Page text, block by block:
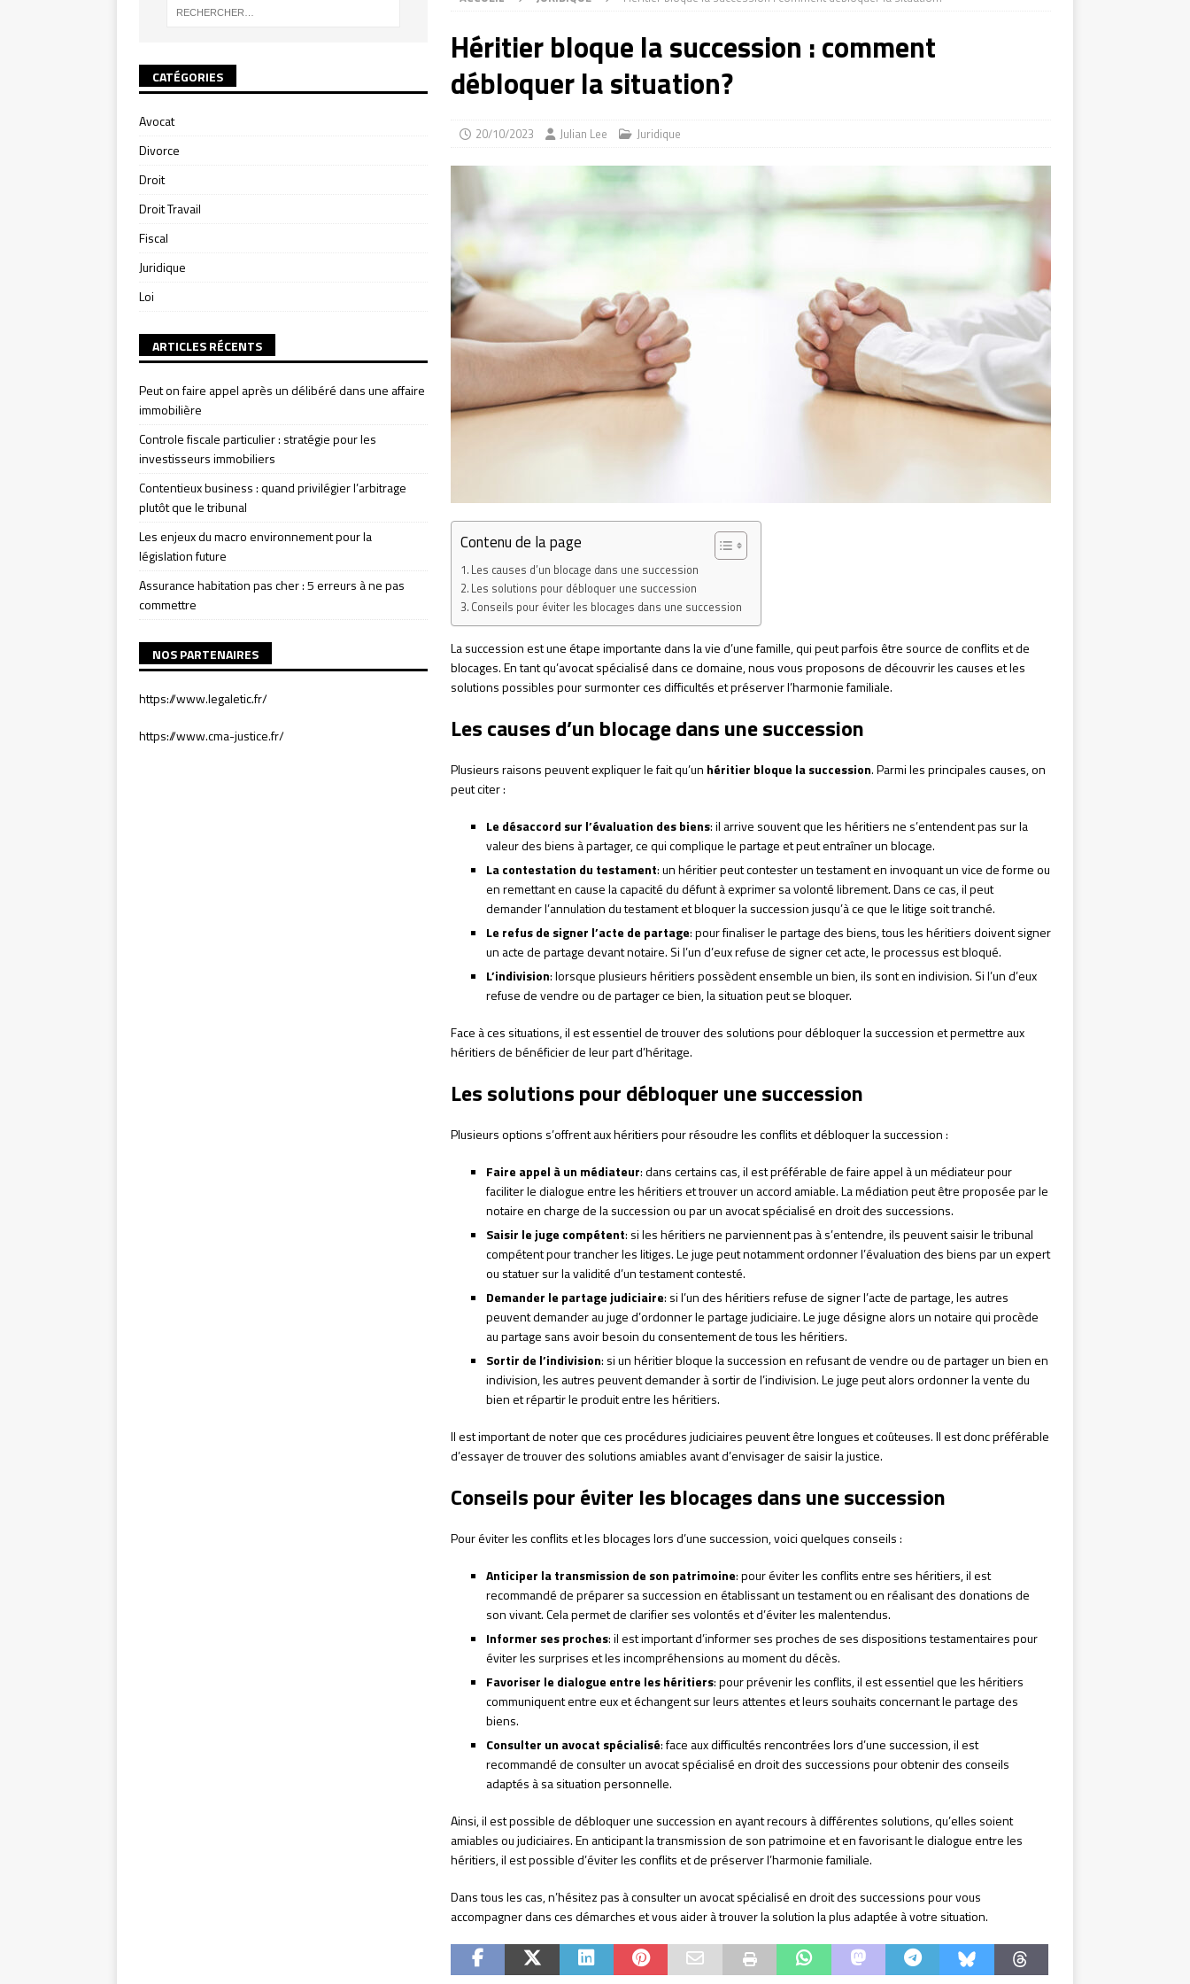
Héritier bloque la succession : comment
débloquer la situation?
20/10/2023 Julian Lee Juridique
Contenu de la page
Les causes d’un blocage dans une succession
Les solutions pour débloquer une succession
Conseils pour éviter les blocages dans une succession
La succession est une étape importante dans la vie d’une famille, qui peut parfois être source de conflits et de
blocages. En tant qu’avocat spécialisé dans ce domaine, nous vous proposons de découvrir les causes et les
solutions possibles pour surmonter ces difficultés et préserver l’harmonie familiale.
Les causes d’un blocage dans une succession
Plusieurs raisons peuvent expliquer le fait qu’un héritier bloque la succession. Parmi les principales causes, on
peut citer :
Le désaccord sur l’évaluation des biens: il arrive souvent que les héritiers ne s’entendent pas sur la
valeur des biens à partager, ce qui complique le partage et peut entraîner un blocage.
La contestation du testament: un héritier peut contester un testament en invoquant un vice de forme ou
en remettant en cause la capacité du défunt à exprimer sa volonté librement. Dans ce cas, il peut
demander l’annulation du testament et bloquer la succession jusqu’à ce que le litige soit tranché.
Le refus de signer l’acte de partage: pour finaliser le partage des biens, tous les héritiers doivent signer
un acte de partage devant notaire. Si l’un d’eux refuse de signer cet acte, le processus est bloqué.
L’indivision: lorsque plusieurs héritiers possèdent ensemble un bien, ils sont en indivision. Si l’un d’eux
refuse de vendre ou de partager ce bien, la situation peut se bloquer.
Face à ces situations, il est essentiel de trouver des solutions pour débloquer la succession et permettre aux
héritiers de bénéficier de leur part d’héritage.
Les solutions pour débloquer une succession
Plusieurs options s’offrent aux héritiers pour résoudre les conflits et débloquer la succession :
Faire appel à un médiateur: dans certains cas, il est préférable de faire appel à un médiateur pour
faciliter le dialogue entre les héritiers et trouver un accord amiable. La médiation peut être proposée par le
notaire en charge de la succession ou par un avocat spécialisé en droit des successions.
Saisir le juge compétent: si les héritiers ne parviennent pas à s’entendre, ils peuvent saisir le tribunal
compétent pour trancher les litiges. Le juge peut notamment ordonner l’évaluation des biens par un expert
ou statuer sur la validité d’un testament contesté.
Demander le partage judiciaire: si l’un des héritiers refuse de signer l’acte de partage, les autres
peuvent demander au juge d’ordonner le partage judiciaire. Le juge désigne alors un notaire qui procède
au partage sans avoir besoin du consentement de tous les héritiers.
Sortir de l’indivision: si un héritier bloque la succession en refusant de vendre ou de partager un bien en
indivision, les autres peuvent demander à sortir de l’indivision. Le juge peut alors ordonner la vente du
bien et répartir le produit entre les héritiers.
Il est important de noter que ces procédures judiciaires peuvent être longues et coûteuses. Il est donc préférable
d’essayer de trouver des solutions amiables avant d’envisager de saisir la justice.
Conseils pour éviter les blocages dans une succession
Pour éviter les conflits et les blocages lors d’une succession, voici quelques conseils :
Anticiper la transmission de son patrimoine: pour éviter les conflits entre ses héritiers, il est
recommandé de préparer sa succession en établissant un testament ou en réalisant des donations de
son vivant. Cela permet de clarifier ses volontés et d’éviter les malentendus.
Informer ses proches: il est important d’informer ses proches de ses dispositions testamentaires pour
éviter les surprises et les incompréhensions au moment du décès.
Favoriser le dialogue entre les héritiers: pour prévenir les conflits, il est essentiel que les héritiers
communiquent entre eux et échangent sur leurs attentes et leurs souhaits concernant le partage des
biens.
Consulter un avocat spécialisé: face aux difficultés rencontrées lors d’une succession, il est
recommandé de consulter un avocat spécialisé en droit des successions pour obtenir des conseils
adaptés à sa situation personnelle.
Ainsi, il est possible de débloquer une succession en ayant recours à différentes solutions, qu’elles soient
amiables ou judiciaires. En anticipant la transmission de son patrimoine et en favorisant le dialogue entre les
héritiers, il est possible d’éviter les conflits et de préserver l’harmonie familiale.
Dans tous les cas, n’hésitez pas à consulter un avocat spécialisé en droit des successions pour vous
accompagner dans ces démarches et vous aider à trouver la solution la plus adaptée à votre situation.
CATÉGORIES
Avocat
Divorce
Droit
Droit Travail
Fiscal
Juridique
Loi
ARTICLES RÉCENTS
Peut on faire appel après un délibéré dans une affaire
immobilière
Controle fiscale particulier : stratégie pour les
investisseurs immobiliers
Contentieux business : quand privilégier l’arbitrage
plutôt que le tribunal
Les enjeux du macro environnement pour la
législation future
Assurance habitation pas cher : 5 erreurs à ne pas
commettre
NOS PARTENAIRES
https://www.legaletic.fr/
https://www.cma-justice.fr/